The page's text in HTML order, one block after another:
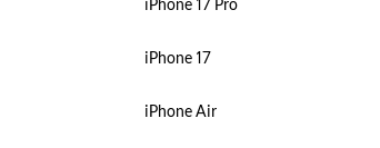
iPhone 17 Pro
iPhone 17
iPhone Air